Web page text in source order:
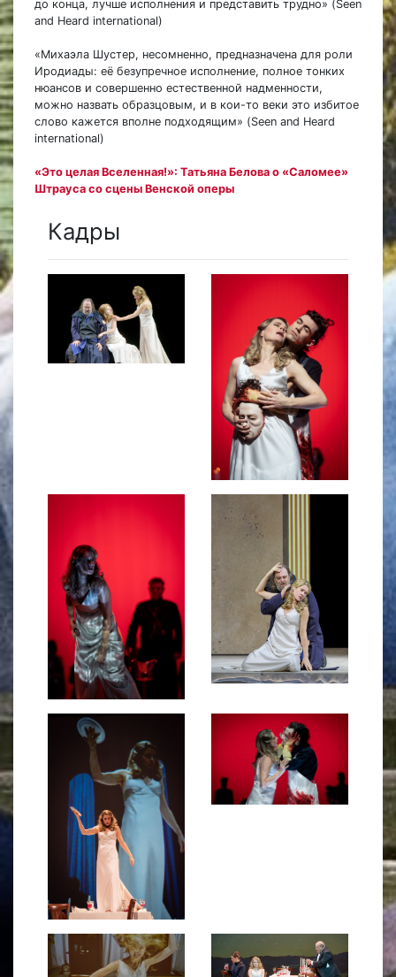
до конца, лучше исполнения и представить трудно» (Seen
and Heard international)
«Михаэла Шустер, несомненно, предназначена для роли
Иродиады: её безупречное исполнение, полное тонких
нюансов и совершенно естественной надменности,
можно назвать образцовым, и в кои-то веки это избитое
слово кажется вполне подходящим» (Seen and Heard
international)
«Это целая Вселенная!»: Татьяна Белова о «Саломее»
Штрауса со сцены Венской оперы
Кадры